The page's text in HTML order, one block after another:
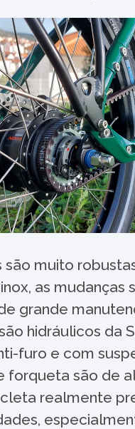
são muito
as mudanças
grande
hidráulicos da
furo e com
forqueta são de
realmente